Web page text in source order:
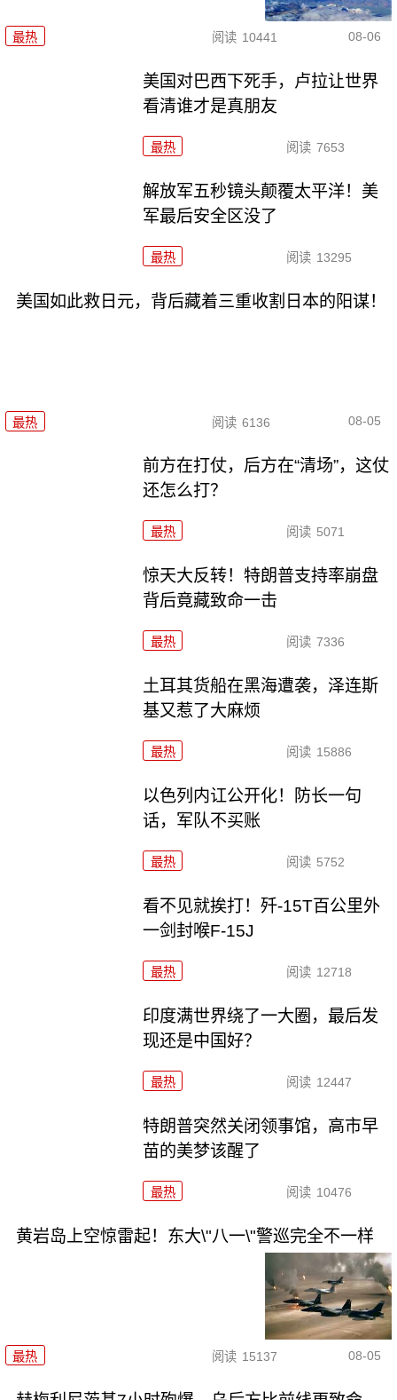
最热 阅读 10441 08-06
美国对巴西下死手，卢拉让世界
看清谁才是真朋友
最热 阅读 7653
解放军五秒镜头颠覆太平洋！美
军最后安全区没了
最热 阅读 13295
美国如此救日元，背后藏着三重收割日本的阳谋！
最热 阅读 6136 08-05
前方在打仗，后方在“清场”，这仗
还怎么打？
最热 阅读 5071
惊天大反转！特朗普支持率崩盘
背后竟藏致命一击
最热 阅读 7336
土耳其货船在黑海遭袭，泽连斯
基又惹了大麻烦
最热 阅读 15886
以色列内讧公开化！防长一句
话，军队不买账
最热 阅读 5752
看不见就挨打！歼-15T百公里外
一剑封喉F-15J
最热 阅读 12718
印度满世界绕了一大圈，最后发
现还是中国好？
最热 阅读 12447
特朗普突然关闭领事馆，高市早
苗的美梦该醒了
最热 阅读 10476
黄岩岛上空惊雷起！东大\"八一\"警巡完全不一样
最热 阅读 15137 08-05